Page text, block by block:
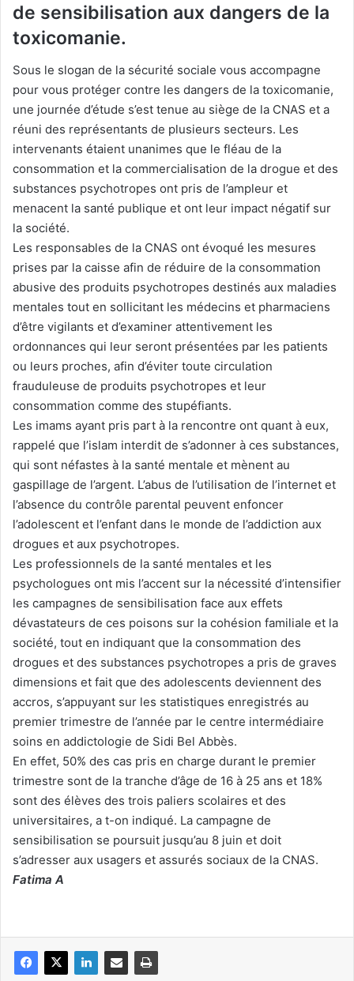
de sensibilisation aux dangers de la
toxicomanie.
Sous le slogan de la sécurité sociale vous accompagne
pour vous protéger contre les dangers de la toxicomanie,
une journée d’étude s’est tenue au siège de la CNAS et a
réuni des représentants de plusieurs secteurs. Les
intervenants étaient unanimes que le fléau de la
consommation et la commercialisation de la drogue et des
substances psychotropes ont pris de l’ampleur et
menacent la santé publique et ont leur impact négatif sur
la société.
Les responsables de la CNAS ont évoqué les mesures
prises par la caisse afin de réduire de la consommation
abusive des produits psychotropes destinés aux maladies
mentales tout en sollicitant les médecins et pharmaciens
d’être vigilants et d’examiner attentivement les
ordonnances qui leur seront présentées par les patients
ou leurs proches, afin d’éviter toute circulation
frauduleuse de produits psychotropes et leur
consommation comme des stupéfiants.
Les imams ayant pris part à la rencontre ont quant à eux,
rappelé que l’islam interdit de s’adonner à ces substances,
qui sont néfastes à la santé mentale et mènent au
gaspillage de l’argent. L’abus de l’utilisation de l’internet et
l’absence du contrôle parental peuvent enfoncer
l’adolescent et l’enfant dans le monde de l’addiction aux
drogues et aux psychotropes.
Les professionnels de la santé mentales et les
psychologues ont mis l’accent sur la nécessité d’intensifier
les campagnes de sensibilisation face aux effets
dévastateurs de ces poisons sur la cohésion familiale et la
société, tout en indiquant que la consommation des
drogues et des substances psychotropes a pris de graves
dimensions et fait que des adolescents deviennent des
accros, s’appuyant sur les statistiques enregistrés au
premier trimestre de l’année par le centre intermédiaire
soins en addictologie de Sidi Bel Abbès.
En effet, 50% des cas pris en charge durant le premier
trimestre sont de la tranche d’âge de 16 à 25 ans et 18%
sont des élèves des trois paliers scolaires et des
universitaires, a t-on indiqué. La campagne de
sensibilisation se poursuit jusqu’au 8 juin et doit
s’adresser aux usagers et assurés sociaux de la CNAS.
Fatima A